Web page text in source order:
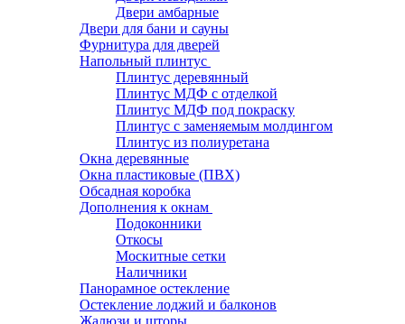
Двери амбарные
Двери для бани и сауны
Фурнитура для дверей
Напольный плинтус
Плинтус деревянный
Плинтус МДФ с отделкой
Плинтус МДФ под покраску
Плинтус с заменяемым молдингом
Плинтус из полиуретана
Окна деревянные
Окна пластиковые (ПВХ)
Обсадная коробка
Дополнения к окнам
Подоконники
Откосы
Москитные сетки
Наличники
Панорамное остекление
Остекление лоджий и балконов
Жалюзи и шторы